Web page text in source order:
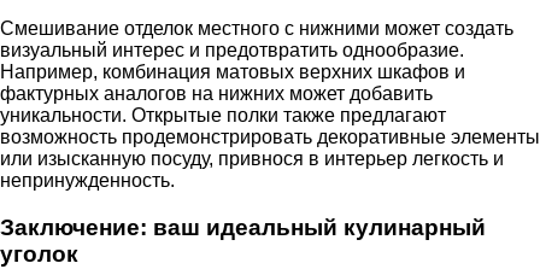
Смешивание отделок местного с нижними может создать
визуальный интерес и предотвратить однообразие.
Например, комбинация матовых верхних шкафов и
фактурных аналогов на нижних может добавить
уникальности. Открытые полки также предлагают
возможность продемонстрировать декоративные элементы
или изысканную посуду, привнося в интерьер легкость и
непринужденность.
Заключение: ваш идеальный кулинарный
уголок